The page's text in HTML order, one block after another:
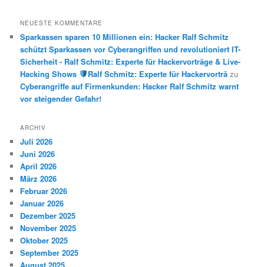
NEUESTE KOMMENTARE
Sparkassen sparen 10 Millionen ein: Hacker Ralf Schmitz
schützt Sparkassen vor Cyberangriffen und revolutioniert IT-
Sicherheit - Ralf Schmitz: Experte für Hackervorträge & Live-
Hacking Shows
Ralf Schmitz: Experte für Hackervorträzu
Cyberangriffe auf Firmenkunden: Hacker Ralf Schmitz warnt
vor steigender Gefahr!
ARCHIV
Juli 2026
Juni 2026
April 2026
März 2026
Februar 2026
Januar 2026
Dezember 2025
November 2025
Oktober 2025
September 2025